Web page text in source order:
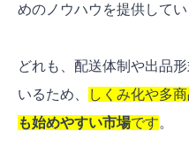
めのノウハウを提供してい
どれも、配送体制や出品
いるため、
しくみ化や多
も始めやすい市場です。